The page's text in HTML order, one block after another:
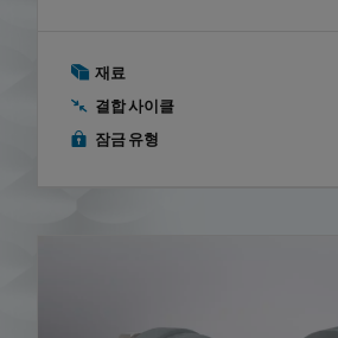
재료
결합 사이클
잠금 유형